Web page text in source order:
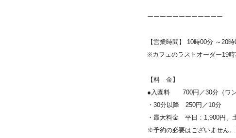
ーーーーーーーーーーーー
【営業時間】 10時00分 ～20
※カフェのラストオーダー19時
【料 金】
●入園料 700円／30分（ワン
・30分以降 250円／10分
・最大料金 平日：1,900円、
※予約の必要はございません。